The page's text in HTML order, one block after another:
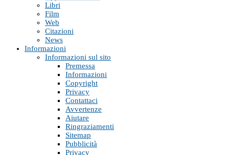
Libri
Film
Web
Citazioni
News
Informazioni
Informazioni sul sito
Premessa
Informazioni
Copyright
Privacy
Contattaci
Avvertenze
Aiutare
Ringraziamenti
Sitemap
Pubblicità
Privacy